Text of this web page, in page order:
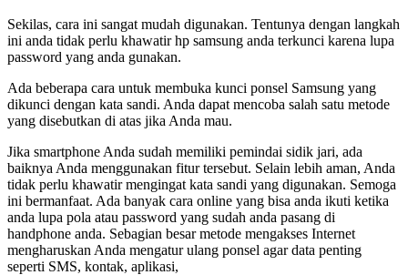
Sekilas, cara ini sangat mudah digunakan. Tentunya dengan langkah
ini anda tidak perlu khawatir hp samsung anda terkunci karena lupa
password yang anda gunakan.
Ada beberapa cara untuk membuka kunci ponsel Samsung yang
dikunci dengan kata sandi. Anda dapat mencoba salah satu metode
yang disebutkan di atas jika Anda mau.
Jika smartphone Anda sudah memiliki pemindai sidik jari, ada
baiknya Anda menggunakan fitur tersebut. Selain lebih aman, Anda
tidak perlu khawatir mengingat kata sandi yang digunakan. Semoga
ini bermanfaat. Ada banyak cara online yang bisa anda ikuti ketika
anda lupa pola atau password yang sudah anda pasang di
handphone anda. Sebagian besar metode mengakses Internet
mengharuskan Anda mengatur ulang ponsel agar data penting
seperti SMS, kontak, aplikasi,